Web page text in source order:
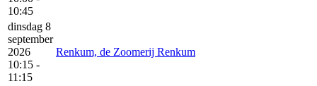
10:45
dinsdag 8
september
2026
10:15 -
11:15
Renkum, de Zoomerij Renkum